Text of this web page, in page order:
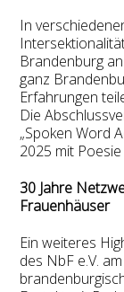
In
Brandenburg
ganz
Erfahrungen
Die
„Spoken Word
2025 mit Poesie
30 Jahre
Frauenhäuser
Ein weiteres
des NbF e.V.